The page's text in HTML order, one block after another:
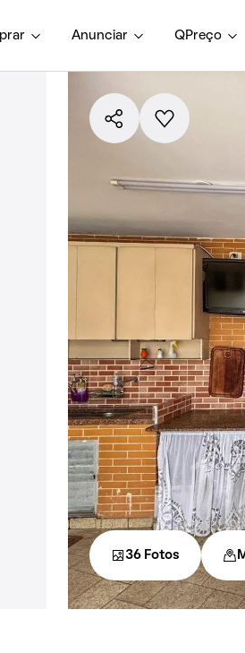
Anunciar QPreço
36 Fotos